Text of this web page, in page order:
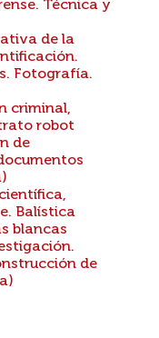
Técnica y
de la
Fotografía.
criminal,
robot
de
Balística
blancas
de